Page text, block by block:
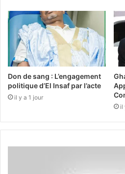
Don de sang : L’engagement
politique d’El Insaf par l’acte
il y a 1 jour
il